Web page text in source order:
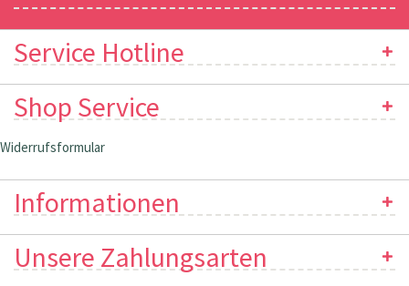
Service Hotline
Shop Service
Widerrufsformular
Informationen
Unsere Zahlungsarten